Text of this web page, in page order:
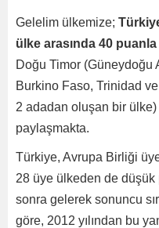
Gelelim ülkemize;
ülke arasında 40
Doğu Timor (Güneydoğu
Burkino Faso, Trinidad
2 adadan oluşan bir ülke)
paylaşmakta.
Türkiye, Avrupa Birliği
28 üye ülkeden de düşük
sonra gelerek sonuncu
göre, 2012 yılından bu